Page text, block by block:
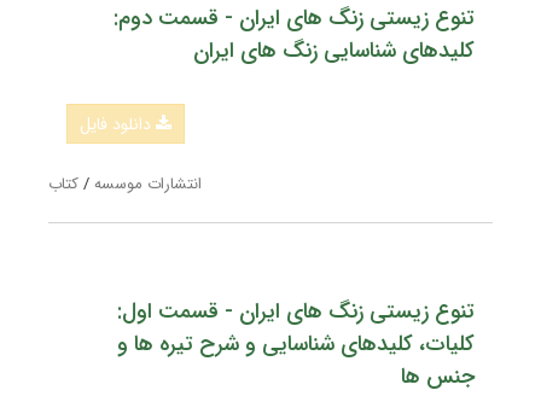
تنوع زیستی زنگ های ایران - قسمت دوم:
کلیدهای شناسایی زنگ های ایران
دانلود فایل
انتشارات موسسه/کتاب
تنوع زیستی زنگ های ایران - قسمت اول:
کلیات، کلیدهای شناسایی و شرح تیره ها و
جنس ها